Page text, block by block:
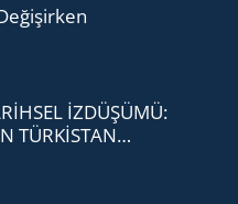
İZDÜŞÜMÜ:
TÜRKİSTAN
MİRASI